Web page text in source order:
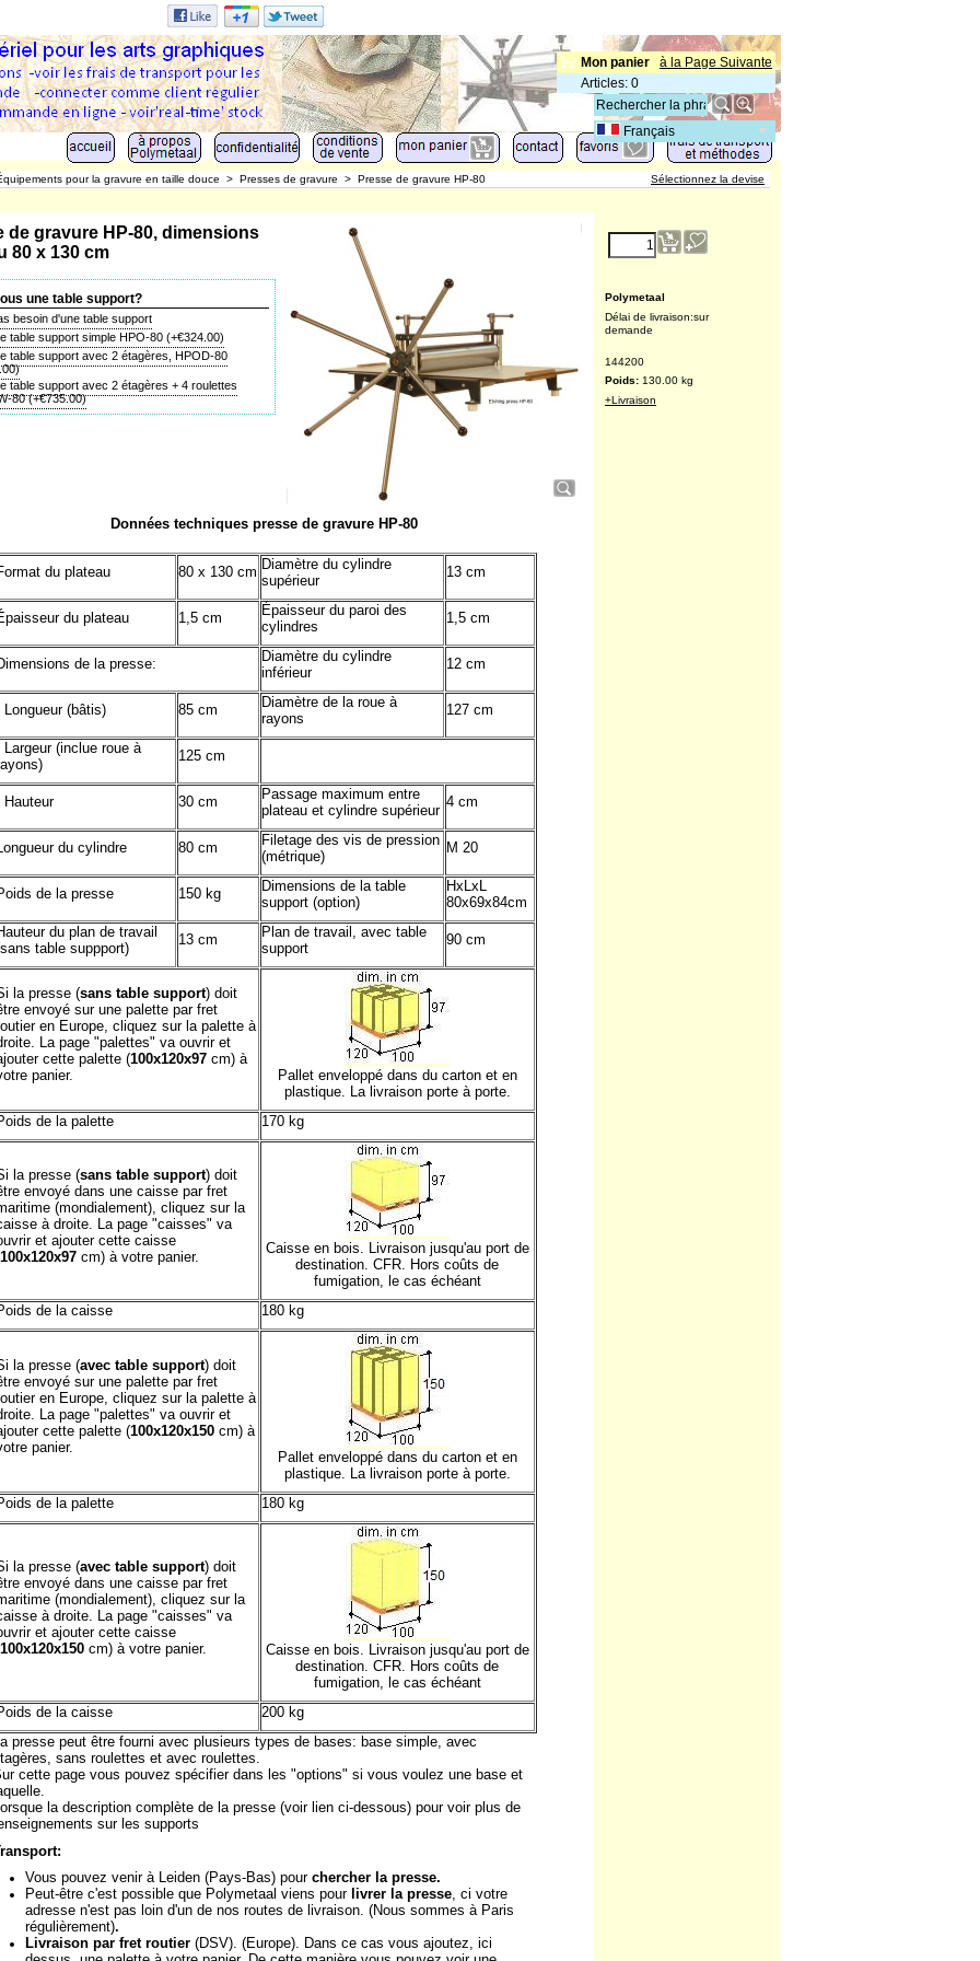
à la Page Suivante
Mon panier
Articles: 0
Français
pour la gravure en taille douce > Presses de gravure > Presse de gravure HP-80 Sélectionnez la devise
€3,520.41
(excl. TVA )
Polymetaal
Délai de livraison:
demande
144200
de gravure HP-80, dimensions
80 x 130 cm
une table support?
besoin d'une table support
table support simple HPO-80 (+€324.00)
table support avec 2 étagères, HPOD-80
)
table support avec 2 étagères + 4 roulettes
80(+€735.00)
Données techniques presse de gravure HP-80
du plateau 80 x 130 cm Diamètre du cylindre
supérieur
13 cm
du plateau 1,5 cm
Épaisseur du paroi des
cylindres
1,5 cm
de la presse:
Diamètre du cylindre
inférieur
12 cm
Longueur (bâtis) 85 cm
Diamètre de la roue à
rayons
127 cm
Largeur (inclue roue à
125 cm
Hauteur 30 cm
Passage maximum entre
plateau et cylindre supérieur
4 cm
du cylindre 80 cm
Filetage des vis de pression
(métrique)
M 20
de la presse 150 kg
Dimensions de la table
support (option)
HxLxL
80x69x84cm
du plan de travail
table suppport)
13 cm
Plan de travail, avec table
support
90 cm
la presse (sans table support) doit
envoyé sur une palette par fret
en Europe, cliquez sur la palette à
La page "palettes" va ouvrir et
cette palette (100x120x97 cm) à
panier.
Pallet enveloppé dans du carton et en
plastique. La livraison porte à porte.
de la palette
170 kg
la presse (sans table support) doit
envoyé dans une caisse par fret
(mondialement), cliquez sur la
à droite. La page "caisses" va
et ajouter cette caisse
100x120x97cm) à votre panier.
Caisse en bois. Livraison jusqu'au port de
destination. CFR. Hors coûts de
fumigation, le cas échéant
de la caisse
180 kg
la presse (avec table support) doit
envoyé sur une palette par fret
en Europe, cliquez sur la palette à
La page "palettes" va ouvrir et
cette palette (100x120x150 cm) à
panier.
Pallet enveloppé dans du carton et en
plastique. La livraison porte à porte.
de la palette
180 kg
la presse (avec table support) doit
envoyé dans une caisse par fret
(mondialement), cliquez sur la
à droite. La page "caisses" va
et ajouter cette caisse
100x120x150cm) à votre panier.
Caisse en bois. Livraison jusqu'au port de
destination. CFR. Hors coûts de
fumigation, le cas échéant
de la caisse
200 kg
presse peut être fourni avec plusieurs types de bases: base simple, avec
sans roulettes et avec roulettes.
cette page vous pouvez spécifier dans les "options" si vous voulez une base et
la description complète de la presse (voir lien ci-dessous) pour voir plus de
sur les supports
Vous pouvez venir à Leiden (Pays-Bas) pour chercher la presse.
Peut-être c'est possible que Polymetaal viens pour livrer la presse, ci votre
adresse n'est pas loin d'un de nos routes de livraison. (Nous sommes à Paris
régulièrement).
Livraison par fret routier(DSV). (Europe). Dans ce cas vous ajoutez, ici